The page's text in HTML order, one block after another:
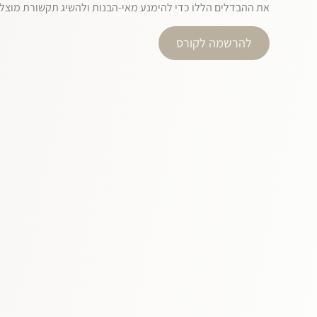
את ההבדלים הללו כדי להימנע מאי-הבנות ולהשיג תקשורת
להרשמה לקורס